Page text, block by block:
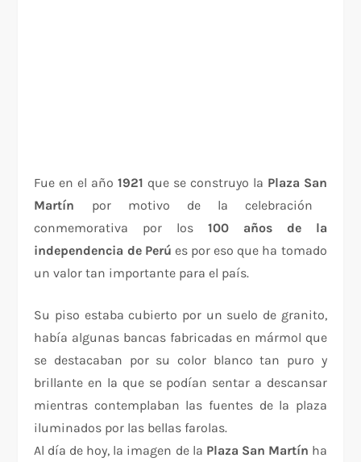
Fue en el año 1921que se construyo la Plaza San
Martín por motivo de la celebración
conmemorativa por los 100 años de la
independencia de Perú es por eso que ha tomado
un valor tan importante para el país.
Su piso estaba cubierto por un suelo de granito,
había algunas bancas fabricadas en mármol que
se destacaban por su color blanco tan puro y
brillante en la que se podían sentar a descansar
mientras contemplaban las fuentes de la plaza
iluminados por las bellas farolas.
Al día de hoy, la imagen de la Plaza San Martín ha